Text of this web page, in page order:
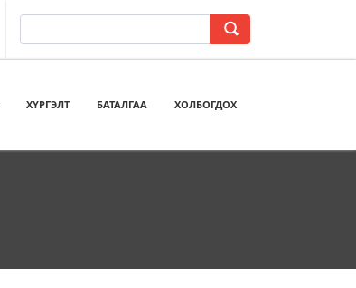
ХҮРГЭЛТ БАТАЛГАА ХОЛБОГДОХ